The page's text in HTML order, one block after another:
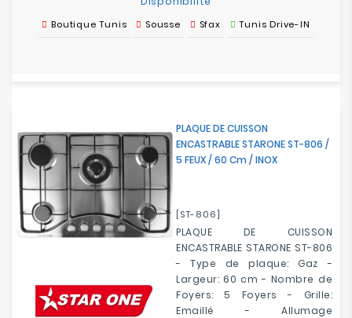
Boutique Tunis Sousse Sfax Tunis Drive-IN
PLAQUE DE CUISSON
ENCASTRABLE STARONE ST-806 /
5 FEUX / 60 Cm / INOX
[ST-806]
PLAQUE DE CUISSON
ENCASTRABLE STARONE ST-806
- Type de plaque: Gaz -
Largeur: 60 cm - Nombre de
Foyers: 5 Foyers - Grille:
Emaillé - Allumage